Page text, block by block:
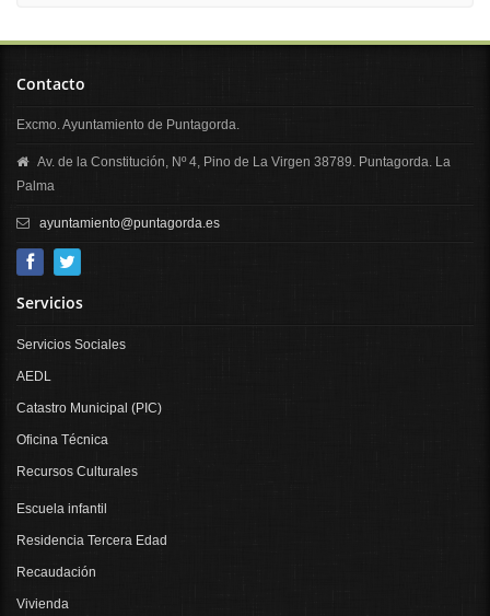
Contacto
Excmo. Ayuntamiento de Puntagorda.
Av. de la Constitución, Nº 4, Pino de La Virgen 38789. Puntagorda. La
Palma
ayuntamiento@puntagorda.es
Servicios
Servicios Sociales
AEDL
Catastro Municipal (PIC)
Oficina Técnica
Recursos Culturales
Escuela infantil
Residencia Tercera Edad
Recaudación
Vivienda